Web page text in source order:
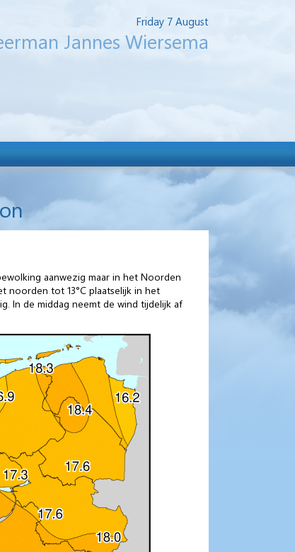
Friday 7 August
Jannes Wiersema
aanwezig maar in het Noorden
noorden tot 13°C plaatselijk in het
In de middag neemt de wind tijdelijk af